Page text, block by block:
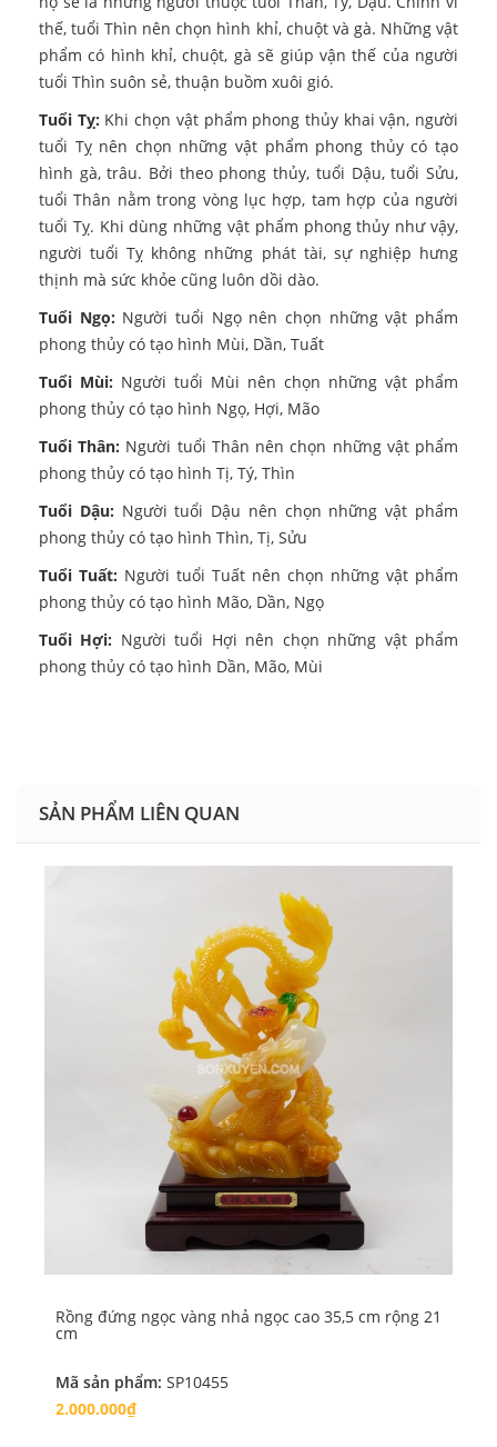
thế, tuổi Thìn nên chọn hình khỉ, chuột và gà. Những vật
phẩm có hình khỉ, chuột, gà sẽ giúp vận thế của người
tuổi Thìn suôn sẻ, thuận buồm xuôi gió.
Tuổi Tỵ: Khi chọn vật phẩm phong thủy khai vận, người
tuổi Tỵ nên chọn những vật phẩm phong thủy có tạo
hình gà, trâu. Bởi theo phong thủy, tuổi Dậu, tuổi Sửu,
tuổi Thân nằm trong vòng lục hợp, tam hợp của người
tuổi Tỵ. Khi dùng những vật phẩm phong thủy như vậy,
người tuổi Tỵ không những phát tài, sự nghiệp hưng
thịnh mà sức khỏe cũng luôn dồi dào.
Tuổi Ngọ: Người tuổi Ngọ nên chọn những vật phẩm
phong thủy có tạo hình Mùi, Dần, Tuất
Tuổi Mùi: Người tuổi Mùi nên chọn những vật phẩm
phong thủy có tạo hình Ngọ, Hợi, Mão
Tuổi Thân: Người tuổi Thân nên chọn những vật phẩm
phong thủy có tạo hình Tị, Tý, Thìn
Tuổi Dậu: Người tuổi Dậu nên chọn những vật phẩm
phong thủy có tạo hình Thìn, Tị, Sửu
Tuổi Tuất: Người tuổi Tuất nên chọn những vật phẩm
phong thủy có tạo hình Mão, Dần, Ngọ
Tuổi Hợi: Người tuổi Hợi nên chọn những vật phẩm
phong thủy có tạo hình Dần, Mão, Mùi
SẢN PHẨM LIÊN QUAN
Rồng đứng ngọc vàng nhả ngọc cao 35,5 cm rộng 21
cm
Mã sản phẩm: SP10455
2.000.000₫